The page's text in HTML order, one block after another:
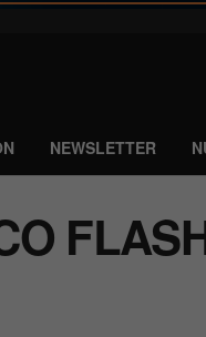
NEWSLETTER